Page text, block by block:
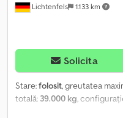
Lichtenfels 1.133 km
Solicita
Stare:folosit, greutatea
totală: 39.000 kg,
, următoarea